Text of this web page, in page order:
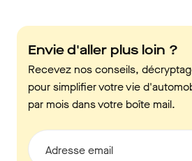
Envie d'aller plus loin ?
Recevez nos conseils,
pour simplifier votre vie
par mois dans votre boîte mail.
Adresse email